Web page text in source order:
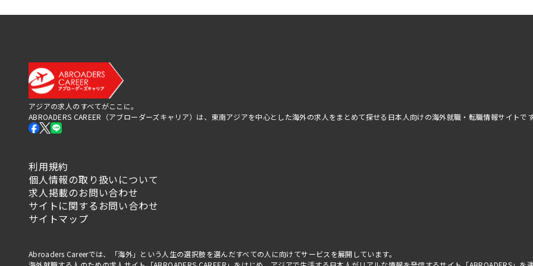
アジアの求人のすべてがここに。
ABROADERS CAREER（アブローダーズキャリア）は、東南アジアを中心とした海外の求人をまとめて探せる日本人向けの海外就職・転職情報サイトです
利用規約
個人情報の取り扱いについて
求人掲載のお問い合わせ
サイトに関するお問い合わせ
サイトマップ
Abroaders Careerでは、「海外」という人生の選択肢を選んだすべての人に向けてサービスを展開しています。